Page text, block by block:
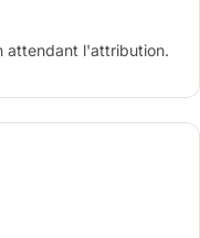
attendant l'attribution.